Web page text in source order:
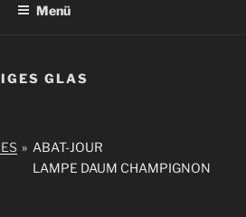
Menü
GLAS
» ABAT-JOUR
LAMPE DAUM CHAMPIGNON